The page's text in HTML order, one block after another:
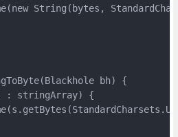
String(bytes,
bh) {
: stringArray) {